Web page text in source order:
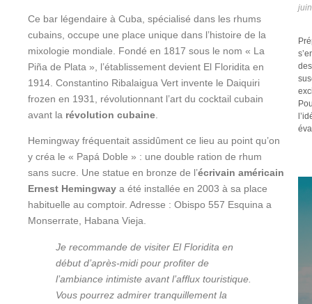
Ce bar légendaire à Cuba, spécialisé dans les rhums
cubains, occupe une place unique dans l’histoire de la
mixologie mondiale. Fondé en 1817 sous le nom « La
Piña de Plata », l’établissement devient El Floridita en
1914. Constantino Ribalaigua Vert invente le Daiquiri
frozen en 1931, révolutionnant l’art du cocktail cubain
avant la révolution cubaine
Hemingway fréquentait assidûment ce lieu au point qu’on
y créa le « Papá Doble » : une double ration de rhum
sans sucre. Une statue en bronze de l’écrivain américain
Ernest Hemingway a été installée en 2003 à sa place
habituelle au comptoir. Adresse : Obispo 557 Esquina a
Monserrate, Habana Vieja.
Je recommande de visiter El Floridita en
début d’après-midi pour profiter de
l’ambiance intimiste avant l’afflux touristique.
Vous pourrez admirer tranquillement la